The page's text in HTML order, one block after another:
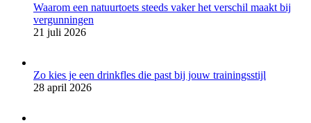
Waarom een natuurtoets steeds vaker het verschil maakt bij
vergunningen
21 juli 2026
Zo kies je een drinkfles die past bij jouw trainingsstijl
28 april 2026